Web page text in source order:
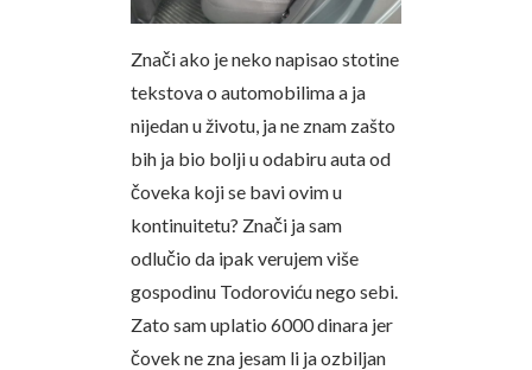
Znači ako je neko napisao stotine
tekstova o automobilima a ja
nijedan u životu, ja ne znam zašto
bih ja bio bolji u odabiru auta od
čoveka koji se bavi ovim u
kontinuitetu? Znači ja sam
odlučio da ipak verujem više
gospodinu Todoroviću nego sebi.
Zato sam uplatio 6000 dinara jer
čovek ne zna jesam li ja ozbiljan